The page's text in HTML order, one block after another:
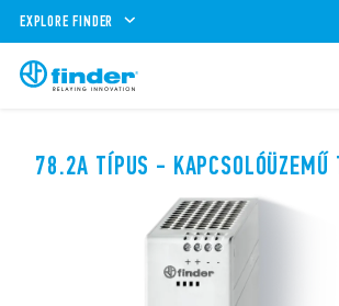
EXPLORE FINDER
78.2A TÍPUS - KAPCSOLÓÜZEMŰ